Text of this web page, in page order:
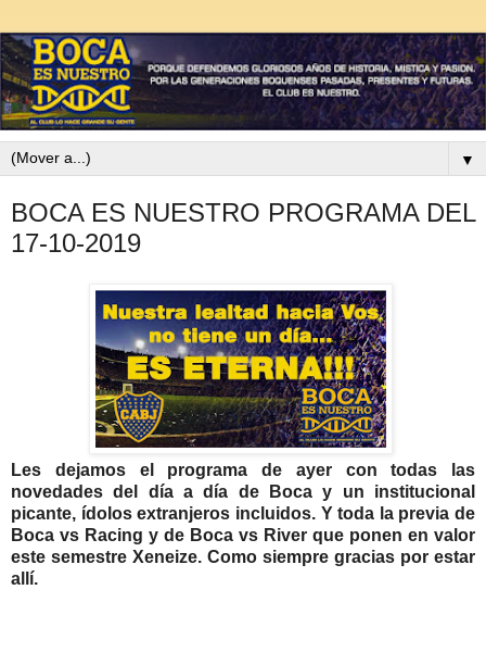
▼
BOCA ES NUESTRO PROGRAMA DEL
17-10-2019
Les dejamos el programa de ayer con todas las
novedades del día a día de Boca y un institucional
picante, ídolos extranjeros incluidos. Y toda la previa de
Boca vs Racing y de Boca vs River que ponen en valor
este semestre Xeneize. Como siempre gracias por estar
allí.